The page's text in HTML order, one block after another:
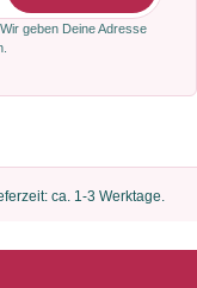
geben Deine Adresse
ca. 1-3 Werktage.